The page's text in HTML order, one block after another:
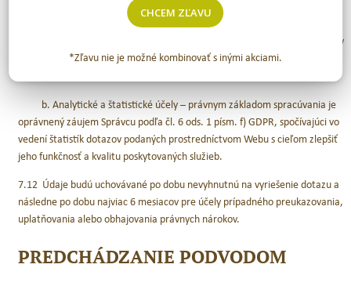
a. Identifikácia a vybavenie dotazu – právnym základom spracúvania
je oprávnený záujem Správcu podľa čl. 6 ods. 1 písm. f) GDPR, spočívajúci v
potrebe riešiť prijaté otázky, podnety a sťažnosti a viesť korešpondenciu
b. Analytické a štatistické účely – právnym základom spracúvania je
oprávnený záujem Správcu podľa čl. 6 ods. 1 písm. f) GDPR, spočívajúci vo
vedení štatistík dotazov podaných prostredníctvom Webu s cieľom zlepšiť
jeho funkčnosť a kvalitu poskytovaných služieb.
7.12 Údaje budú uchovávané po dobu nevyhnutnú na vyriešenie dotazu a
následne po dobu najviac 6 mesiacov pre účely prípadného preukazovania,
uplatňovania alebo obhajovania právnych nárokov.
PREDCHÁDZANIE PODVODOM
CHCEM ZĽAVU
*Zľavu nie je možné kombinovať s inými akciami.